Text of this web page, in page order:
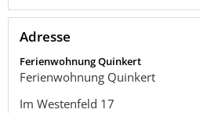
Adresse
Ferienwohnung Quinkert
Ferienwohnung Quinkert
Im Westenfeld 17